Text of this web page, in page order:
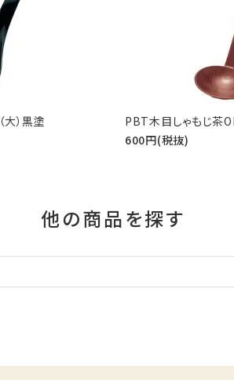
）黒塗
PBT木目しゃもじ茶
600円(税抜)
他の商品を探す